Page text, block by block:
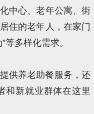
中心、老年公寓、街
住的老年人，在家门
等多样化需求。
供养老助餐服务，还
和新就业群体在这里